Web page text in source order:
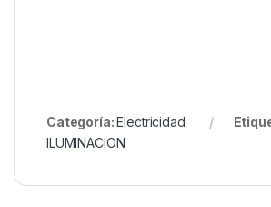
Categoría:Electricidad
ILUMINACION